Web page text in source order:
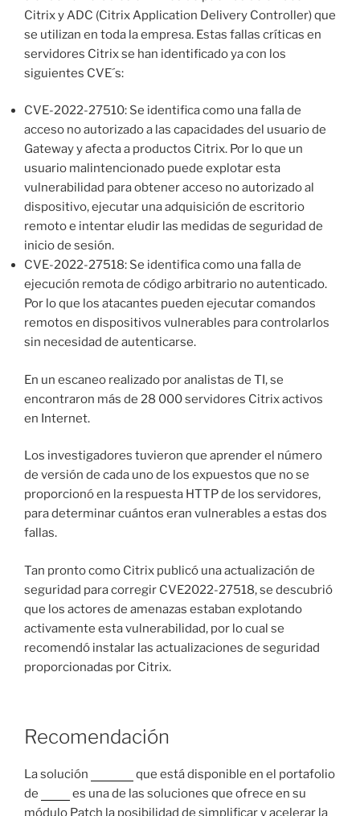
Citrix y ADC (Citrix Application Delivery Controller) que
se utilizan en toda la empresa. Estas fallas críticas en
servidores Citrix se han identificado ya con los
siguientes CVE´s:
CVE-2022-27510: Se identifica como una falla de
acceso no autorizado a las capacidades del usuario de
Gateway y afecta a productos Citrix. Por lo que un
usuario malintencionado puede explotar esta
vulnerabilidad para obtener acceso no autorizado al
dispositivo, ejecutar una adquisición de escritorio
remoto e intentar eludir las medidas de seguridad de
inicio de sesión.
CVE-2022-27518: Se identifica como una falla de
ejecución remota de código arbitrario no autenticado.
Por lo que los atacantes pueden ejecutar comandos
remotos en dispositivos vulnerables para controlarlos
sin necesidad de autenticarse.
En un escaneo realizado por analistas de TI, se
encontraron más de 28 000 servidores Citrix activos
en Internet.
Los investigadores tuvieron que aprender el número
de versión de cada uno de los expuestos que no se
proporcionó en la respuesta HTTP de los servidores,
para determinar cuántos eran vulnerables a estas dos
fallas.
Tan pronto como Citrix publicó una actualización de
seguridad para corregir CVE2022-27518, se descubrió
que los actores de amenazas estaban explotando
activamente esta vulnerabilidad, por lo cual se
recomendó instalar las actualizaciones de seguridad
proporcionadas por Citrix.
Recomendación
La solución
que está disponible en el portafolio
de
es una de las soluciones que ofrece en su
módulo Patch la posibilidad de simplificar y acelerar la